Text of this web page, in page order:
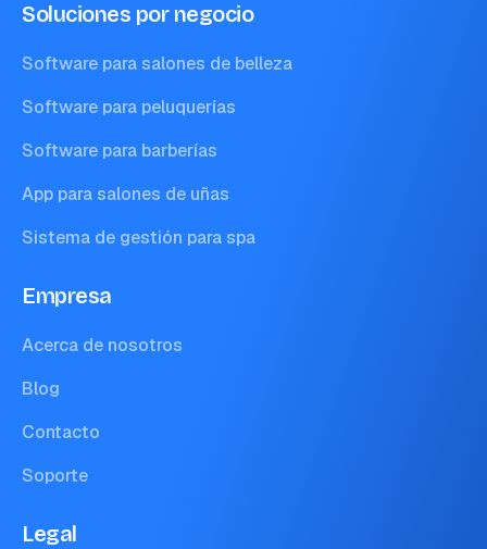
Soluciones por negocio
Software para salones de belleza
Software para peluquerías
Software para barberías
App para salones de uñas
Sistema de gestión para spa
Empresa
Acerca de nosotros
Blog
Contacto
Soporte
Legal